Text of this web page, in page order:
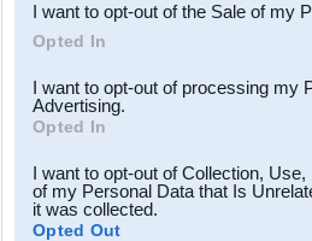
I want to opt-out of the Sale of my
Opted In
I want to opt-out of processing my
Advertising.
Opted In
I want to opt-out of Collection,
of my Personal Data that Is
it was collected.
Opted Out